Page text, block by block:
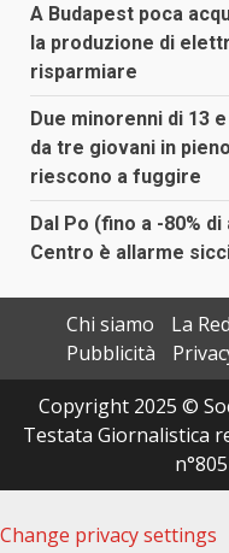
A Budapest poca
la produzione di
risparmiare
Due minorenni di 13
da tre giovani in
riescono a fuggire
Dal Po (fino a -80%
Centro è allarme
Chi siamo
La
Pubblicità
Copyright 2025 ©
Testata Giornalistica
Change privacy settings